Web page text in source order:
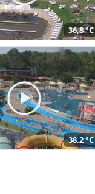
36,8 °C
38,2 °C